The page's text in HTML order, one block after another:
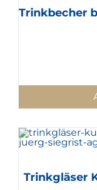
Trinkbecher
Trinkgläser